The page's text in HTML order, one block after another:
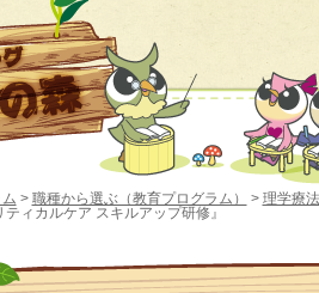
> 職種から選ぶ（教育プログラム） > 理学療
ィカルケア スキルアップ研修』